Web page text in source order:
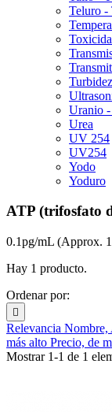
Teluro -
Turbidez
Uranio
Urea
UV 254
UV254
Yodo
Yoduro
ATP (trifosfato
0.1pg/mL (Approx.
Hay 1 producto.
Ordenar por:

Relevancia Nombre,
más alto Precio, de
Mostrar 1-1 de 1